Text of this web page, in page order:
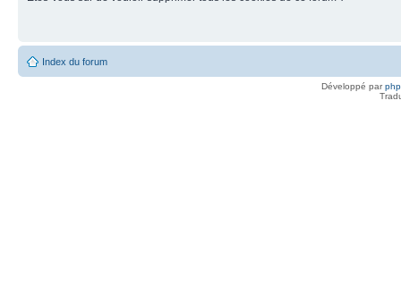
Index du forum
Développé par